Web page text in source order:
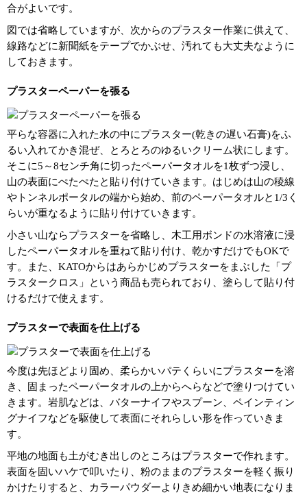
合がよいです。
図では省略していますが、次からのプラスター作業に供えて、
線路などに新聞紙をテープでかぶせ、汚れても大丈夫なように
しておきます。
プラスターペーパーを張る
平らな容器に入れた水の中にプラスター(乾きの遅い石膏)をふ
るい入れてかき混ぜ、とろとろのゆるいクリーム状にします。
そこに5～8センチ角に切ったペーパータオルを1枚ずつ浸し、
山の表面にぺたぺたと貼り付けていきます。はじめは山の稜線
やトンネルポータルの端から始め、前のペーパータオルと1/3く
らいが重なるように貼り付けていきます。
小さい山ならプラスターを省略し、木工用ボンドの水溶液に浸
したペーパータオルを重ねて貼り付け、乾かすだけでもOKで
す。また、KATOからはあらかじめプラスターをまぶした「プ
ラスタークロス」という商品も売られており、塗らして貼り付
けるだけで使えます。
プラスターで表面を仕上げる
今度は先ほどより固め、柔らかいパテくらいにプラスターを溶
き、固まったペーパータオルの上からへらなどで塗りつけてい
きます。岩肌などは、バターナイフやスプーン、ペインティン
グナイフなどを駆使して表面にそれらしい形を作っていきま
す。
平地の地面も土がむき出しのところはプラスターで作れます。
表面を固いハケで叩いたり、粉のままのプラスターを軽く振り
かけたりすると、カラーパウダーよりきめ細かい地表になりま